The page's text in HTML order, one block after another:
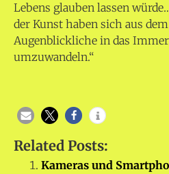
Lebens glauben lassen
der Kunst haben sich aus
Augenblickliche in das
umzuwandeln.“
Related Posts:
Kameras und